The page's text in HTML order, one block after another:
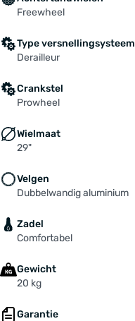
Freewheel
Type versnellingsysteem
Derailleur
Crankstel
Prowheel
Wielmaat
29"
Velgen
Dubbelwandig aluminium
Zadel
Comfortabel
Gewicht
20 kg
Garantie